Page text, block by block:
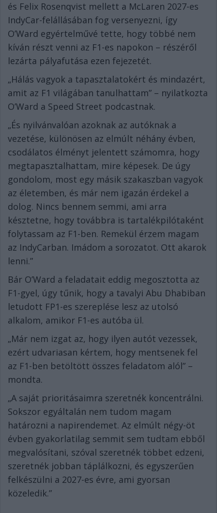
és Felix Rosenqvist mellett a McLaren 2027-es
IndyCar-felállásában fog versenyezni, így
O’Ward egyértelművé tette, hogy többé nem
kíván részt venni az F1-es napokon – részéről
lezárta pályafutása ezen fejezetét.
„Hálás vagyok a tapasztalatokért és mindazért,
amit az F1 világában tanulhattam” – nyilatkozta
O’Ward a Speed Street podcastnak.
„És nyilvánvalóan azoknak az autóknak a
vezetése, különösen az elmúlt néhány évben,
csodálatos élményt jelentett számomra, hogy
megtapasztalhattam, mire képesek. De úgy
gondolom, most egy másik szakaszban vagyok
az életemben, és már nem igazán érdekel a
dolog. Nincs bennem semmi, ami arra
késztetne, hogy továbbra is tartalékpilótaként
folytassam az F1-ben. Remekül érzem magam
az IndyCarban. Imádom a sorozatot. Ott akarok
lenni.”
Bár O’Ward a feladatait eddig megosztotta az
F1-gyel, úgy tűnik, hogy a tavalyi Abu Dhabiban
letudott FP1-es szereplése lesz az utolsó
alkalom, amikor F1-es autóba ül.
„Már nem izgat az, hogy ilyen autót vezessek,
ezért udvariasan kértem, hogy mentsenek fel
az F1-ben betöltött összes feladatom alól” –
mondta.
„A saját prioritásaimra szeretnék koncentrálni.
Sokszor egyáltalán nem tudom magam
határozni a napirendemet. Az elmúlt négy-öt
évben gyakorlatilag semmit sem tudtam ebből
megvalósítani, szóval szeretnék többet edzeni,
szeretnék jobban táplálkozni, és egyszerűen
felkészülni a 2027-es évre, ami gyorsan
közeledik.”